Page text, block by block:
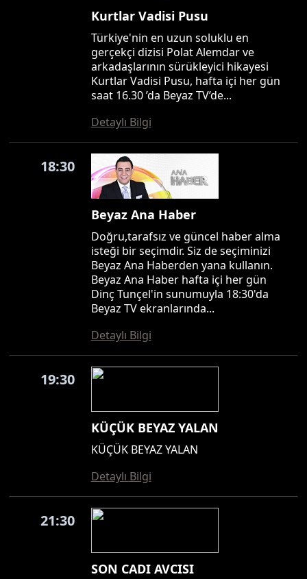
Kurtlar Vadisi Pusu
Türkiye'nin en uzun soluklu en
gerçekçi dizisi Polat Alemdar ve
arkadaşlarının sürükleyici hikayesi
Kurtlar Vadisi Pusu, hafta içi her gün
saat 16.30 ’da Beyaz TV’de...
Detaylı Bilgi
18:30
Beyaz Ana Haber
Doğru,tarafsız ve güncel haber alma
isteği bir seçimdir. Siz de seçiminizi
Beyaz Ana Haberden yana kullanın.
Beyaz Ana Haber hafta içi her gün
Dinç Tunçel'in sunumuyla 18:30'da
Beyaz TV ekranlarında...
Detaylı Bilgi
19:30
KÜÇÜK BEYAZ YALAN
KÜÇÜK BEYAZ YALAN
Detaylı Bilgi
21:30
SON CADI AVCISI